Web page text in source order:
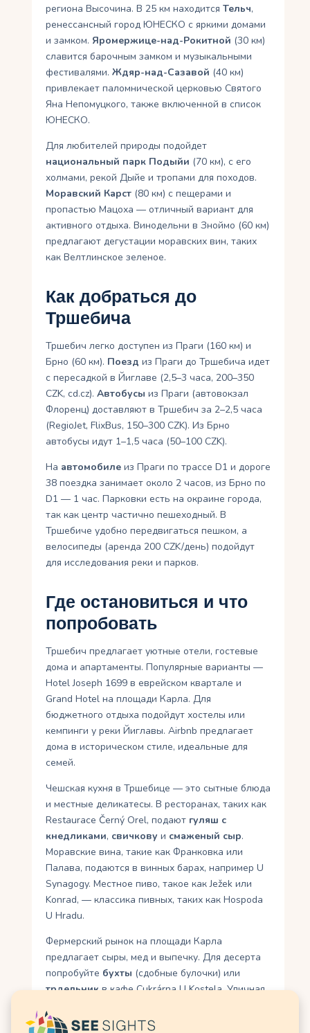
региона Высочина. В 25 км находитсяТельч,
ренессансный город ЮНЕСКО с яркими домами
и замком. Яромержице-над-Рокитной (30 км)
славится барочным замком и музыкальными
фестивалями.Ждяр-над-Сазавой (40 км)
привлекает паломнической церковью Святого
Яна Непомуцкого, также включенной в список
ЮНЕСКО.
Для любителей природы подойдет
национальный парк Подыйи (70 км), с его
холмами, рекой Дыйе и тропами для походов.
Моравский Карст (80 км) с пещерами и
пропастью Мацоха — отличный вариант для
активного отдыха. Винодельни в Зноймо (60 км)
предлагают дегустации моравских вин, таких
как Велтлинское зеленое.
Как добраться до
Тршебича
Тршебич легко доступен из Праги (160 км) и
Брно (60 км). Поезд из Праги до Тршебича идет
с пересадкой в Йиглаве (2,5–3 часа, 200–350
CZK, cd.cz).Автобусы из Праги (автовокзал
Флоренц) доставляют в Тршебич за 2–2,5 часа
(RegioJet, FlixBus, 150–300 CZK). Из Брно
автобусы идут 1–1,5 часа (50–100 CZK).
На автомобиле из Праги по трассе D1 и дороге
38 поездка занимает около 2 часов, из Брно по
D1 — 1 час. Парковки есть на окраине города,
так как центр частично пешеходный. В
Тршебиче удобно передвигаться пешком, а
велосипеды (аренда 200 CZK/день) подойдут
для исследования реки и парков.
Где остановиться и что
попробовать
Тршебич предлагает уютные отели, гостевые
дома и апартаменты. Популярные варианты —
Hotel Joseph 1699 в еврейском квартале и
Grand Hotel на площади Карла. Для
бюджетного отдыха подойдут хостелы или
кемпинги у реки Йиглавы. Airbnb предлагает
дома в историческом стиле, идеальные для
семей.
Чешская кухня в Тршебице — это сытные блюда
и местные деликатесы. В ресторанах, таких как
Restaurace Černý Orel, подают гуляш с
кнедликами, свичкову и смаженый сыр.
Моравские вина, такие как Франковка или
Палава, подаются в винных барах, например U
Synagogy. Местное пиво, такое как Ježek или
Konrad, — классика пивных, таких как Hospoda
U Hradu.
Фермерский рынок на площади Карла
предлагает сыры, мед и выпечку. Для десерта
попробуйте бухты (сдобные булочки) или
трдельникв кафе Cukrárna U Kostela. Уличная
фестивалей.